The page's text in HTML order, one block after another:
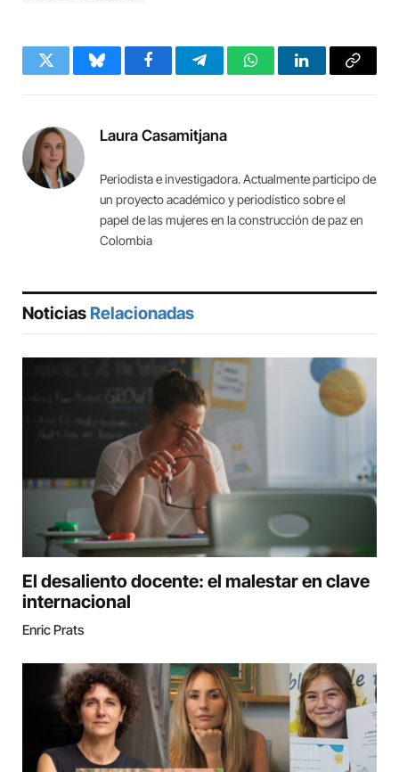
Twitter BlueskyFacebookTelegramWhatsAppLinkedInCopy
Laura Casamitjana
Periodista e investigadora. Actualmente participo de
un proyecto académico y periodístico sobre el
papel de las mujeres en la construcción de paz en
Colombia
Noticias Relacionadas
El desaliento docente: el malestar en clave
internacional
Enric Prats